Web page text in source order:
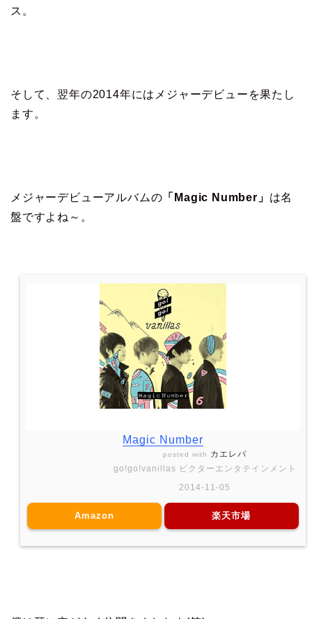
ス。
そして、翌年の2014年にはメジャーデビューを果たし
ます。
メジャーデビューアルバムの 「Magic Number」 は名
盤ですよね～。
Magic Number
posted with カエレバ
go!go!vanillas ビクターエンタテインメント
2014-11-05
Amazon 楽天市場